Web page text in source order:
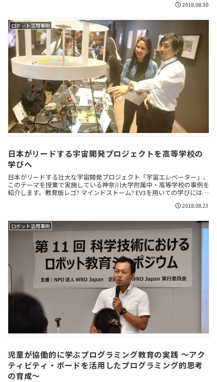
2018.08.30
ロボット活用事例
日本がリードする宇宙開発プロジェクトを高等学校の
学びへ
日本がリードする壮大な宇宙開発プロジェクト「宇宙エレベーター」、
このテーマを授業で実施している神奈川大学附属中・高等学校の事例を
紹介します。教育版レゴ? マインドストーム? EV3を用いての学びには、
2018.08.23
ロボット活用事例
児童が協働的に学ぶプログラミング教育の実践 ～アク
ティビティ・ボードを活用したプログラミング的思考
の育成～